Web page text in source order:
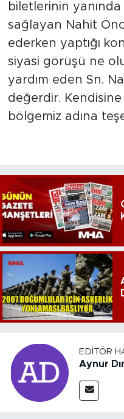
biletlerinin
sağlayan Nahit
ederken yaptığı
siyasi görüşü ne
yardım eden Sn.
değerdir.
bölgemiz adına
EDITÖR
Aynur